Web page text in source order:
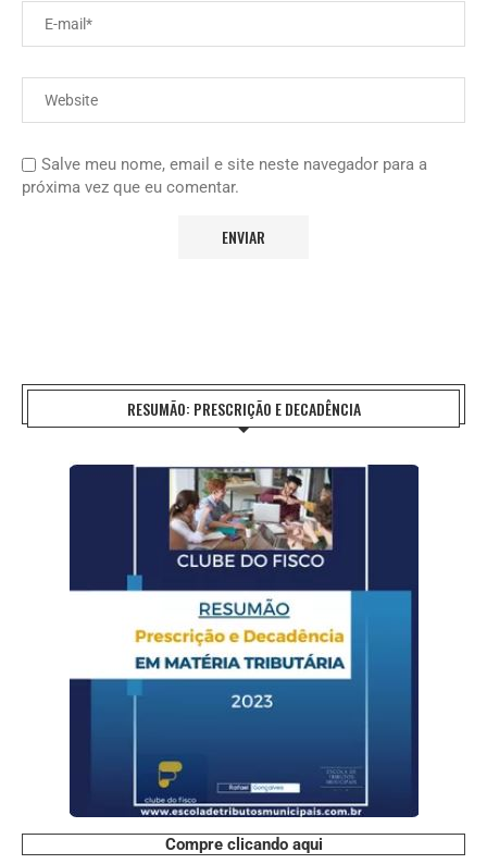
Salve meu nome, email e site neste navegador para a
próxima vez que eu comentar.
RESUMÃO: PRESCRIÇÃO E DECADÊNCIA
Compre clicando aqui